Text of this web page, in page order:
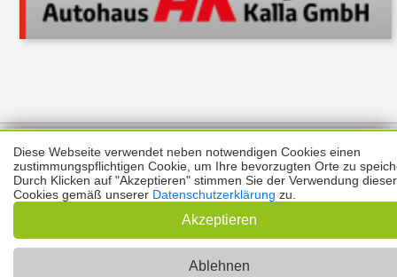
Kontakt
Impressum
🌙 Dark Mode
Copyright © 2026 |Prinzmediaconcept.de
Diese Webseite verwendet neben notwendigen Cookies einen
zustimmungspflichtigen Cookie, um Ihre bevorzugten Orte zu
Durch Klicken auf "Akzeptieren" stimmen Sie der Verwendung dieser
Cookies gemäß unserer Datenschutzerklärung zu.
Akzeptieren
Ablehnen